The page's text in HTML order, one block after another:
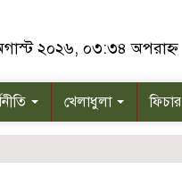
২০২৬, ০৩:৩৪ অপরাহ্ন
খেলাধুলা ফিচার